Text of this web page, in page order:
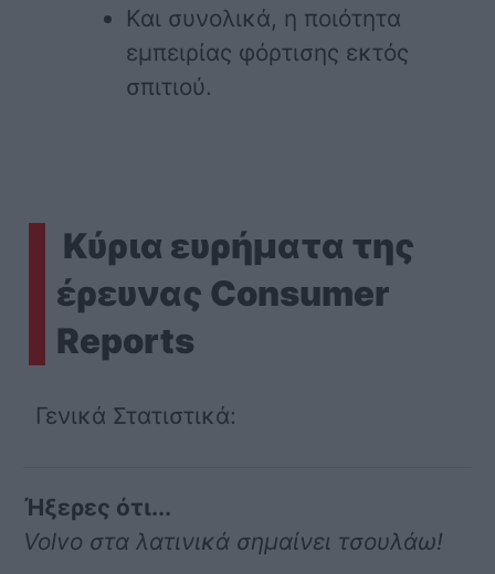
Και συνολικά, η ποιότητα
εμπειρίας φόρτισης εκτός
σπιτιού.
Κύρια ευρήματα της
έρευνας Consumer
Reports
Γενικά Στατιστικά:
Ήξερες ότι...
Volvo στα λατινικά σημαίνει τσουλάω!